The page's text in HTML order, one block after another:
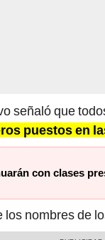
señaló que
puestos en
con clases
nombres de